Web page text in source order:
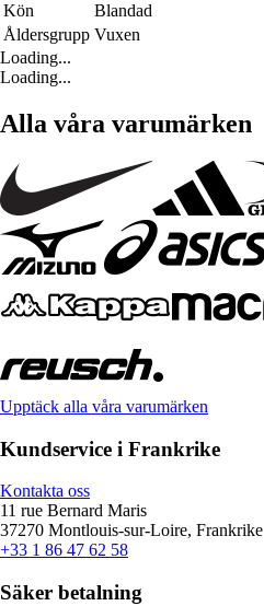
Kön
Blandad
Åldersgrupp Vuxen
Loading...
Loading...
Alla våra varumärken
Upptäck alla våra varumärken
Kundservice i Frankrike
Kontakta oss
11 rue Bernard Maris
37270 Montlouis-sur-Loire, Frankrike
+33 1 86 47 62 58
Säker betalning